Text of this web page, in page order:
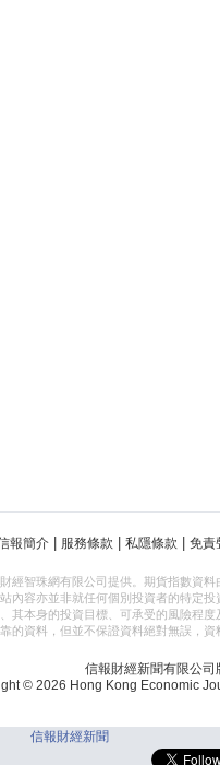
報簡介 | 服務條款 | 私隱條款 | 免責
經智珠網有限公司提供。期貨指數資
內容亦並非就任何個別投資者的特定
其本身的投資目標、可承受的風險程
的資料，但並不保證資料絕對無誤，
信報財經新聞有限公司
© 2026 Hong Kong Economic
信報財經新聞